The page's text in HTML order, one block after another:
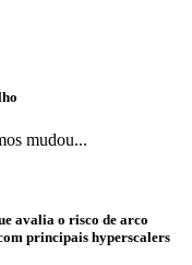
mudou...
avalia o risco de arco
principais hyperscalers